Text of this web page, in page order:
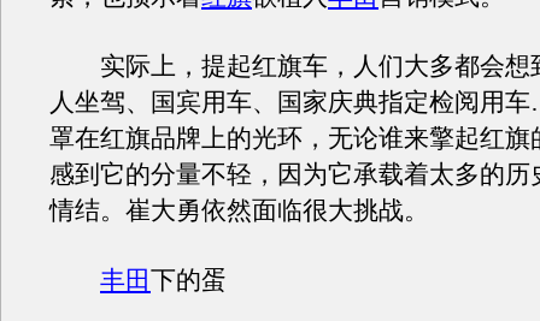
实际上，提起红旗车，人们大多都会想
人坐驾、国宾用车、国家庆典指定检阅用
罩在红旗品牌上的光环，无论谁来擎起红旗
感到它的分量不轻，因为它承载着太多的历
情结。崔大勇依然面临很大挑战。
丰田下的蛋